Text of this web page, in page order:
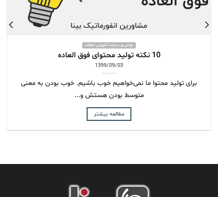
طراحی وب سایت آموزشی مقالات
10 نکته تولید محتوای فوق العاده
1399/09/03
برای تولید محتوا ما نمی‌خواهیم خوب باشیم. خوب بودن به معنی
متوسط بودن هستش و...
مطالعه بیشتر